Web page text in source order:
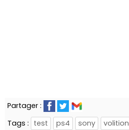
Partager :
Tags : test ps4 sony volition